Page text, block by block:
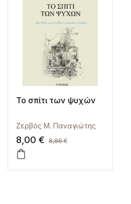
Το σπίτι των ψυχών
Ζερβός Μ. Παναγιώτης
8,00 € 8,86€